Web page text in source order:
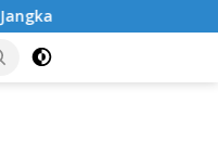
Kampus Diminta